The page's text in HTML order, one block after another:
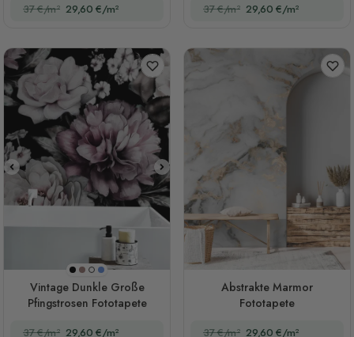
37 €/m² 29,60 €/m² 37 €/m² 29,60 €/m²
Schwarz
Orange
Weiß
Blau
Vintage Dunkle Große
Pfingstrosen Fototapete
37 €/m² 29,60 €/m²
Abstrakte Marmor
Fototapete
37 €/m² 29,60 €/m²